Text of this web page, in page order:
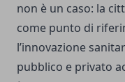
non è un caso: la
come punto di
l’innovazione
pubblico e privato